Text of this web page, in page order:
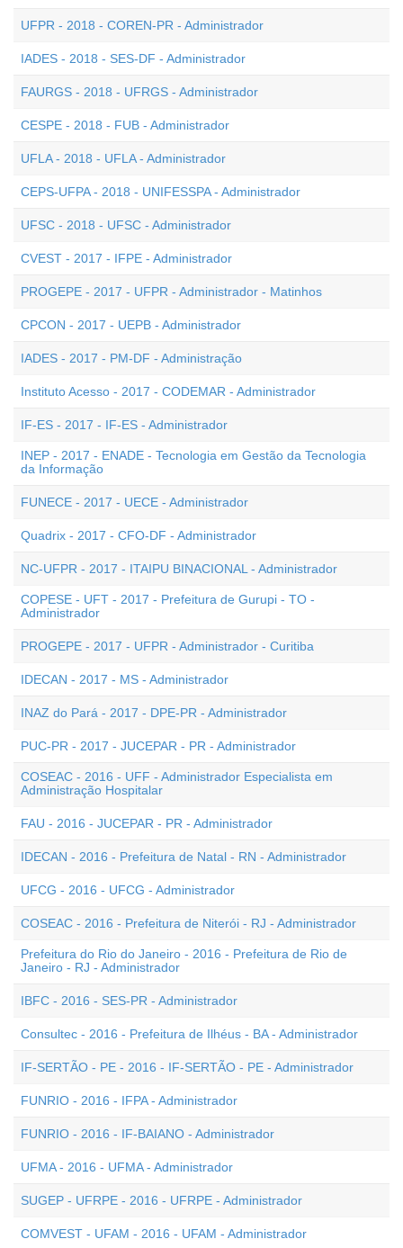
UFPR - 2018 - COREN-PR - Administrador
IADES - 2018 - SES-DF - Administrador
FAURGS - 2018 - UFRGS - Administrador
CESPE - 2018 - FUB - Administrador
UFLA - 2018 - UFLA - Administrador
CEPS-UFPA - 2018 - UNIFESSPA - Administrador
UFSC - 2018 - UFSC - Administrador
CVEST - 2017 - IFPE - Administrador
PROGEPE - 2017 - UFPR - Administrador - Matinhos
CPCON - 2017 - UEPB - Administrador
IADES - 2017 - PM-DF - Administração
Instituto Acesso - 2017 - CODEMAR - Administrador
IF-ES - 2017 - IF-ES - Administrador
INEP - 2017 - ENADE - Tecnologia em Gestão da Tecnologia
da Informação
FUNECE - 2017 - UECE - Administrador
Quadrix - 2017 - CFO-DF - Administrador
NC-UFPR - 2017 - ITAIPU BINACIONAL - Administrador
COPESE - UFT - 2017 - Prefeitura de Gurupi - TO -
Administrador
PROGEPE - 2017 - UFPR - Administrador - Curitiba
IDECAN - 2017 - MS - Administrador
INAZ do Pará - 2017 - DPE-PR - Administrador
PUC-PR - 2017 - JUCEPAR - PR - Administrador
COSEAC - 2016 - UFF - Administrador Especialista em
Administração Hospitalar
FAU - 2016 - JUCEPAR - PR - Administrador
IDECAN - 2016 - Prefeitura de Natal - RN - Administrador
UFCG - 2016 - UFCG - Administrador
COSEAC - 2016 - Prefeitura de Niterói - RJ - Administrador
Prefeitura do Rio do Janeiro - 2016 - Prefeitura de Rio de
Janeiro - RJ - Administrador
IBFC - 2016 - SES-PR - Administrador
Consultec - 2016 - Prefeitura de Ilhéus - BA - Administrador
IF-SERTÃO - PE - 2016 - IF-SERTÃO - PE - Administrador
FUNRIO - 2016 - IFPA - Administrador
FUNRIO - 2016 - IF-BAIANO - Administrador
UFMA - 2016 - UFMA - Administrador
SUGEP - UFRPE - 2016 - UFRPE - Administrador
COMVEST - UFAM - 2016 - UFAM - Administrador